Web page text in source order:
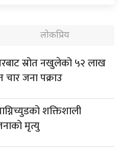
लोकप्रिय
स्रोत नखुलेको ५२ लाख
जना पक्राउ
शक्तिशाली
मृत्यु